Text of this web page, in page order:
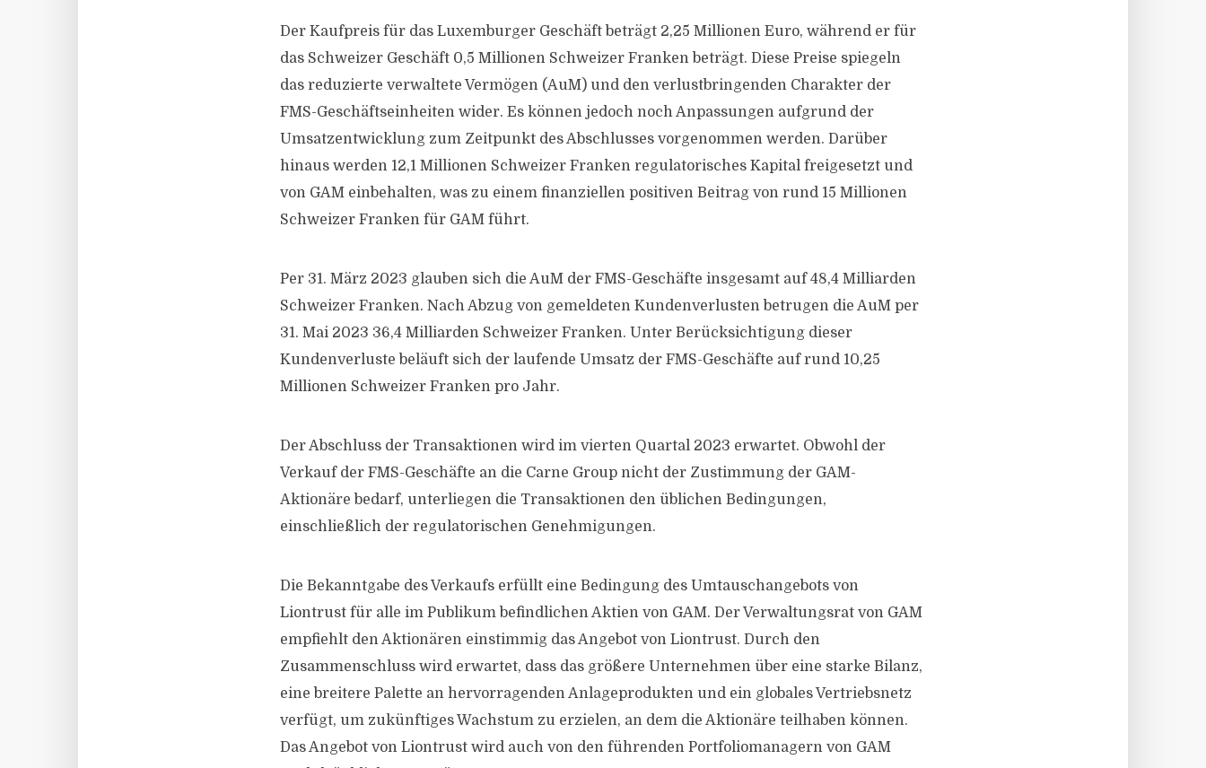
Der Kaufpreis für das Luxemburger Geschäft beträgt 2,25 Millionen Euro, während er für
das Schweizer Geschäft 0,5 Millionen Schweizer Franken beträgt. Diese Preise spiegeln
das reduzierte verwaltete Vermögen (AuM) und den verlustbringenden Charakter der
FMS-Geschäftseinheiten wider. Es können jedoch noch Anpassungen aufgrund der
Umsatzentwicklung zum Zeitpunkt des Abschlusses vorgenommen werden. Darüber
hinaus werden 12,1 Millionen Schweizer Franken regulatorisches Kapital freigesetzt und
von GAM einbehalten, was zu einem finanziellen positiven Beitrag von rund 15 Millionen
Schweizer Franken für GAM führt.
Per 31. März 2023 glauben sich die AuM der FMS-Geschäfte insgesamt auf 48,4 Milliarden
Schweizer Franken. Nach Abzug von gemeldeten Kundenverlusten betrugen die AuM per
31. Mai 2023 36,4 Milliarden Schweizer Franken. Unter Berücksichtigung dieser
Kundenverluste beläuft sich der laufende Umsatz der FMS-Geschäfte auf rund 10,25
Millionen Schweizer Franken pro Jahr.
Der Abschluss der Transaktionen wird im vierten Quartal 2023 erwartet. Obwohl der
Verkauf der FMS-Geschäfte an die Carne Group nicht der Zustimmung der GAM-
Aktionäre bedarf, unterliegen die Transaktionen den üblichen Bedingungen,
einschließlich der regulatorischen Genehmigungen.
Die Bekanntgabe des Verkaufs erfüllt eine Bedingung des Umtauschangebots von
Liontrust für alle im Publikum befindlichen Aktien von GAM. Der Verwaltungsrat von GAM
empfiehlt den Aktionären einstimmig das Angebot von Liontrust. Durch den
Zusammenschluss wird erwartet, dass das größere Unternehmen über eine starke Bilanz,
eine breitere Palette an hervorragenden Anlageprodukten und ein globales Vertriebsnetz
verfügt, um zukünftiges Wachstum zu erzielen, an dem die Aktionäre teilhaben können.
Das Angebot von Liontrust wird auch von den führenden Portfoliomanagern von GAM